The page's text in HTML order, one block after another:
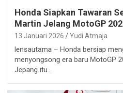
Honda Siapkan Tawaran
Martin Jelang MotoGP
13 Januari 2026 Yudi Atmaja
lensautama – Honda bersiap
menyongsong era baru MotoGP
Jepang itu…